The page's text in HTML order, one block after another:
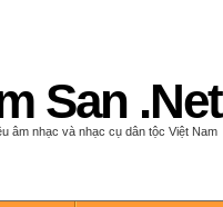
San .Net
âm nhạc và nhạc cụ dân tộc Việt Nam